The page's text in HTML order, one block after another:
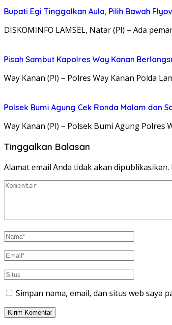
Bupati Egi Tinggalkan Aula, Pilih Bawah
DISKOMINFO LAMSEL, Natar (Pl) – Ada
Pisah Sambut Kapolres Way Kanan
Way Kanan (Pl) – Polres Way Kanan Polda
Polsek Bumi Agung Cek Ronda Malam dan
Way Kanan (Pl) – Polsek Bumi Agung
Tinggalkan Balasan
Alamat email Anda tidak akan dipublikasikan.
Simpan nama, email, dan situs web saya